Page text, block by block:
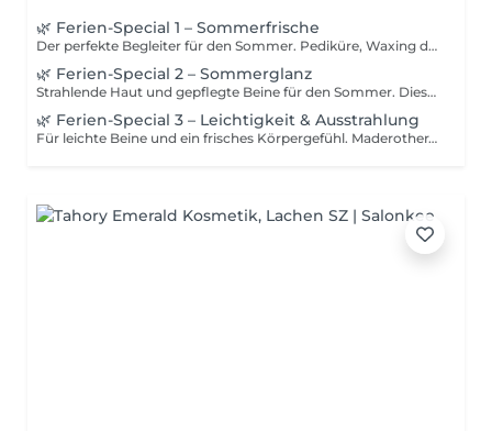
🌿 Ferien-Special 1 – Sommerfrische
Der perfekte Begleiter für den Sommer. Pediküre, Waxing der halben Beine inklusive Knie, Achseln und Augenbrauen sorgen für gepflegte Füße, glatte Haut und einen frischen Sommerlook.
🌿 Ferien-Special 2 – Sommerglanz
Strahlende Haut und gepflegte Beine für den Sommer. Diese Kombination beinhaltet eine klassische Gesichtsbehandlung mit Augenbrauenkorrektur, Feuchtigkeitspflege und entspannender Gesichtsmassage sowie Pediküre und Waxing der halben Beine inklusive Knie.
🌿 Ferien-Special 3 – Leichtigkeit & Ausstrahlung
Für leichte Beine und ein frisches Körpergefühl. Maderotherapie für Beine, Gesäß und Bauch (40 Min.), Pediküre, Achseln, Augenbrauen, Oberlippe und eine Xpress Gesichtsbehandlung ergänzen sich zu einem umfassenden Sommer-Ritual.